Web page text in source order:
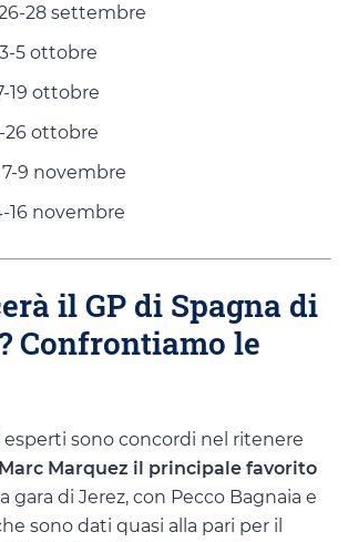
28 settembre
5 ottobre
19 ottobre
26 ottobre
9 novembre
16 novembre
il GP di Spagna di
Confrontiamo le
sono concordi nel ritenere
Marc Marquez il principale favorito
gara di Jerez, con Pecco Bagnaia e
sono dati quasi alla pari per il